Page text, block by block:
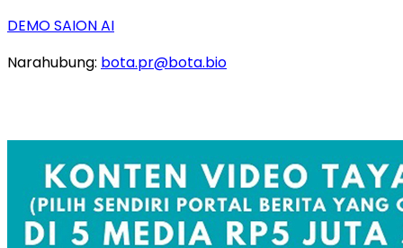
DEMO SAION AI
Narahubung: bota.pr@bota.bio